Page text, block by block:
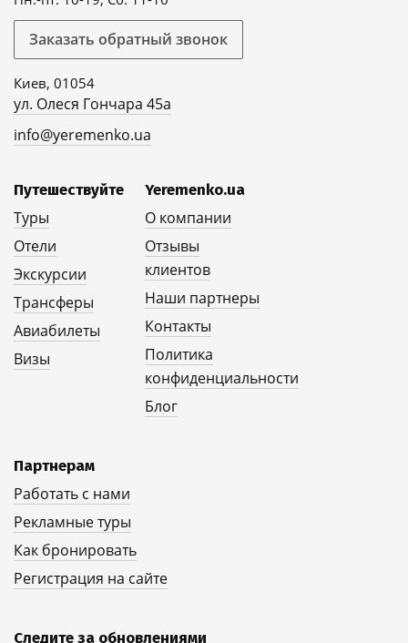
Заказать обратный звонок
Киев, 01054
ул. Олеся Гончара 45а
info@yeremenko.ua
Путешествуйте
Туры
Отели
Экскурсии
Трансферы
Авиабилеты
Визы
Yeremenko.ua
О компании
Отзывы
клиентов
Наши партнеры
Контакты
Политика
конфиденциальности
Блог
Партнерам
Работать с нами
Рекламные туры
Как бронировать
Регистрация на сайте
Следите за обновлениями